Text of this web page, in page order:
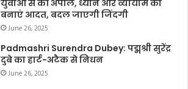
युवाओं से की अपील, ध्यान और व्यायाम को
बनाएं आदत, बदल जाएगी जिंदगी
June 26, 2025
Padmashri Surendra Dubey: पद्मश्री सुरेंद्र
दुबे का हार्ट-अटैक से निधन
June 26, 2025